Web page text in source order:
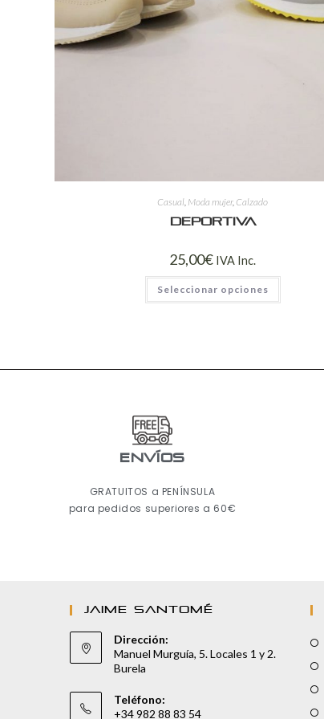
Casual Moda mujer, Calzado
Deportiva
25,00€ IVA Inc.
Seleccionar opciones
ENVÍOS
GRATUITOS a PENÍNSULA
para pedidos superiores a 60€
JAIME SANTOMÉ
Dirección:
Manuel Murguía, 5. Locales 1 y 2.
Burela
Teléfono:
+34 982 88 83 54